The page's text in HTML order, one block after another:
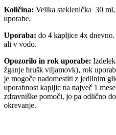
Količina: Velika steklenička 30 ml,
uporabe.
Uporaba: do 4 kapljice 4x
ali v vodo.
Opozorilo in rok uporabe:
žganje hrušk viljamovk), rok
je mogoče nadomestiti z jedilnim
uporabnost kapljic na največ 1
zdravniške pomoči, jo pa odlično
okrevanje.